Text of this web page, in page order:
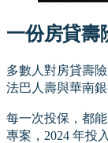
一份房貸壽
多數人對房貸壽
法巴人壽與華南銀
每一次投保，都
專案，2024 年投